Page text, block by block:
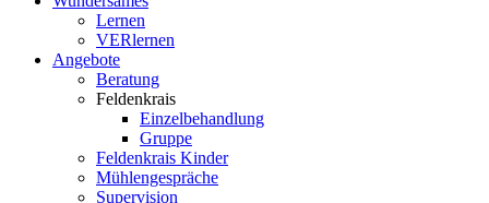
Lernen
VERlernen
Angebote
Beratung
Feldenkrais
Einzelbehandlung
Gruppe
Feldenkrais Kinder
Mühlengespräche
Supervision